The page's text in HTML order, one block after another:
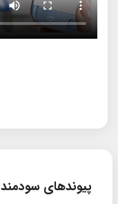
پیوندهای سودمند